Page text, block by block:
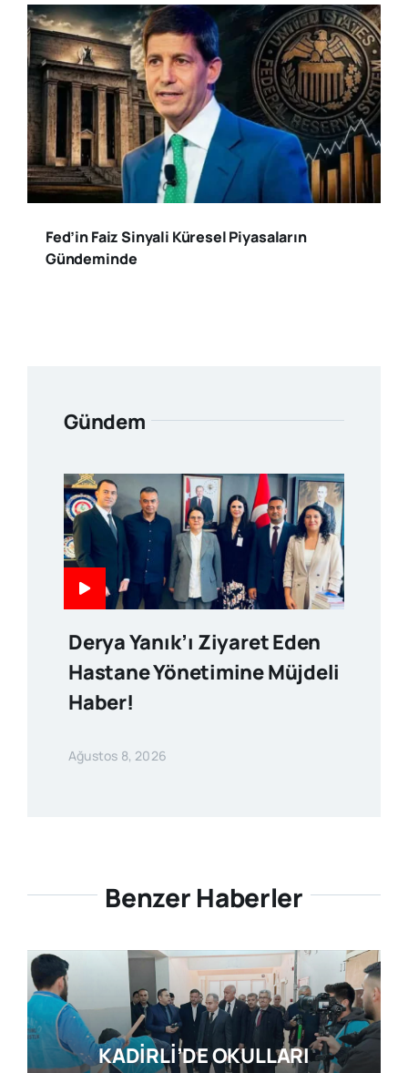
Fed’in Faiz Sinyali Küresel Piyasaların
Gündeminde
Gündem
Derya Yanık’ı Ziyaret Eden
Hastane Yönetimine Müjdeli
Haber!
Ağustos 8, 2026
Benzer Haberler
KADİRLİ’DE OKULLARI